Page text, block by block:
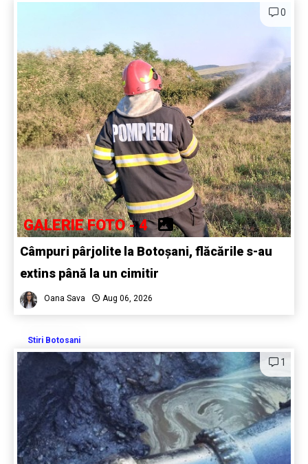
0
GALERIE FOTO - 4
Câmpuri pârjolite la Botoșani, flăcările s-au
extins până la un cimitir
Oana Sava Aug 06, 2026
Stiri Botosani
1